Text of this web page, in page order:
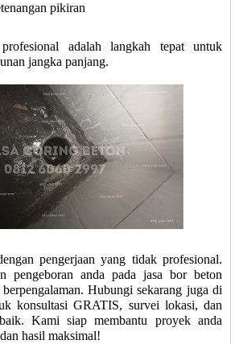
pikiran
adalah langkah tepat untuk
jangka panjang.
pengerjaan yang tidak profesional.
pengeboran anda pada jasa bor beton
Hubungi sekarang juga di
konsultasi GRATIS, survei lokasi, dan
Kami siap membantu proyek anda
hasil maksimal!